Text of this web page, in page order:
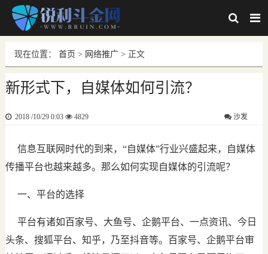
现在位置： 首页 > 网络推广> 正文
新形式下，自媒体如何引流？
2018 /10/29 0:03 4829 沙发
信息互联网时代的到来，“自媒体”行业兴盛起来，自媒体
传播平台也越来越多。那么如何实现自媒体的引流呢？
一、平台的选择
平台有诸如百家号、大鱼号、企鹅平台、一点资讯、今日
头条、搜狐平台、知乎，乃至抖音等。百家号、企鹅平台审